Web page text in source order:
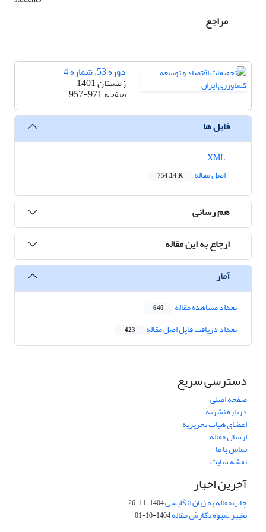
مراجع
دوره 53، شماره 4
زمستان 1401
صفحه957-971
فایل ها
اصل مقاله
754.14 K
هم رسانی
ارجاع به این مقاله
آمار
تعداد مشاهده مقاله 640
تعداد دریافت فایل اصل مقاله 423
دسترسی سریع
صفحه اصلی
درباره نشریه
اعضای هیات تحریریه
ارسال مقاله
تماس با ما
نقشه سایت
آخرین اخبار
چاپ مقاله به زبان انگلیسی1404-11-26
تغییر شیوه نگارش مقاله1404-10-01